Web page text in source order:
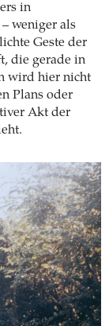
in
weniger als
Geste der
die gerade in
wird hier nicht
Plans oder
Akt der